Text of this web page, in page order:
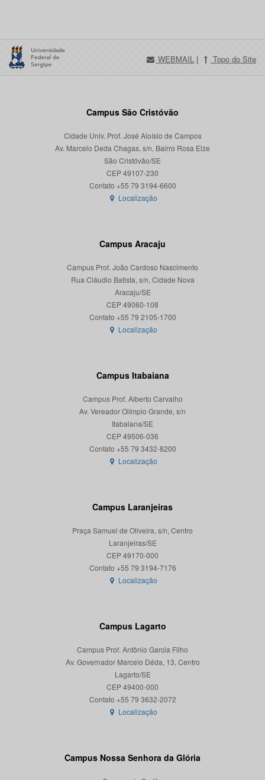
WEBMAIL | Topo do Site
Campus São Cristóvão
Cidade Univ. Prof. José Aloísio de Campos
Av. Marcelo Deda Chagas, s/n, Bairro Rosa Elze
São Cristóvão/SE
CEP 49107-230
Localização
Campus Aracaju
Campus Prof. João Cardoso Nascimento
Rua Cláudio Batista, s/n, Cidade Nova
Aracaju/SE
CEP 49060-108
Localização
Campus Itabaiana
Campus Prof. Alberto Carvalho
Av. Vereador Olímpio Grande, s/n
Itabaiana/SE
CEP 49506-036
Localização
Campus Laranjeiras
Praça Samuel de Oliveira, s/n, Centro
Laranjeiras/SE
CEP 49170-000
Localização
Campus Lagarto
Campus Prof. Antônio Garcia Filho
Av. Governador Marcelo Déda, 13, Centro
Lagarto/SE
CEP 49400-000
Localização
Campus Nossa Senhora da Glória